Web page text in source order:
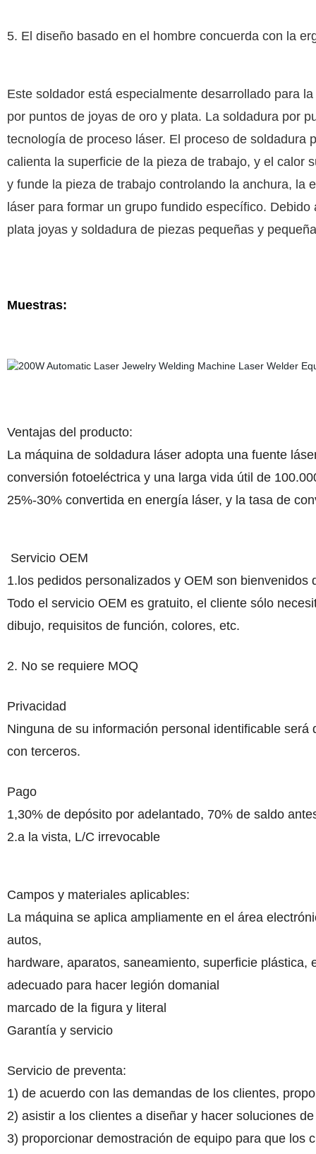
5. El diseño basado en el hombre concuerda con la
Este soldador está especialmente desarrollado para
por puntos de joyas de oro y plata. La soldadura por
tecnología de proceso láser. El proceso de soldadura
calienta la superficie de la pieza de trabajo, y el calor
y funde la pieza de trabajo controlando la anchura, la
láser para formar un grupo fundido específico.
plata joyas y soldadura de piezas pequeñas y
Muestras:
Ventajas del producto:
La máquina de soldadura láser adopta una fuente
conversión fotoeléctrica y una larga vida útil de
25%-30% convertida en energía láser, y la tasa de
Servicio OEM
1.los pedidos personalizados y OEM son bienvenidos
Todo el servicio OEM es gratuito, el cliente sólo
dibujo, requisitos de función, colores, etc.
2. No se requiere MOQ
Privacidad
Ninguna de su información personal identificable
con terceros.
Pago
1,30% de depósito por adelantado, 70% de saldo
2.a la vista, L/C irrevocable
Campos y materiales aplicables:
La máquina se aplica ampliamente en el área
autos,
hardware, aparatos, saneamiento, superficie
adecuado para hacer legión domanial
marcado de la figura y literal
Garantía y servicio
Servicio de preventa:
1) de acuerdo con las demandas de los clientes,
2) asistir a los clientes a diseñar y hacer soluciones
3) proporcionar demostración de equipo para que los